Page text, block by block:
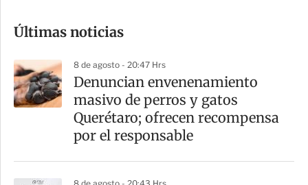
m
a
r
t
Últimas noticias
8 de agosto - 20:47 Hrs
Denuncian envenenamiento
masivo de perros y gatos
Querétaro; ofrecen recompensa
por el responsable